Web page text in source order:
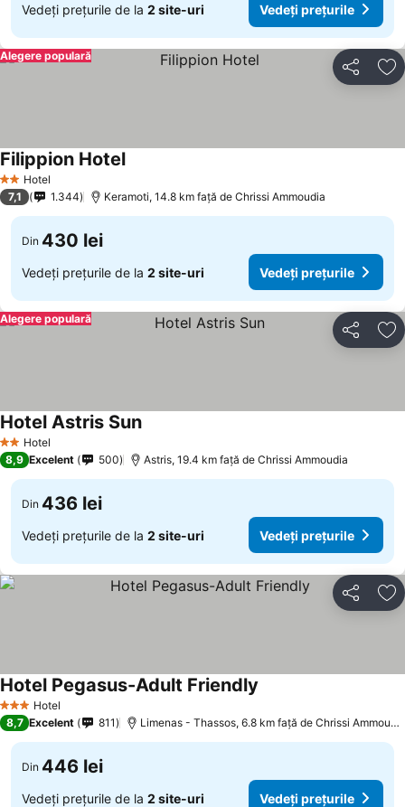
Vedeți prețurile de la 2 site-uri Vedeți prețurile
Distribuiți
Alegere populară
2 SteleHotel
Filippion Hotel
7,1 1.344 Keramoti, 14.8 km faţă de Chrissi Ammoudia
Din 430 lei
Vedeți prețurile de la 2 site-uri Vedeți prețurile
Distribuiți
Alegere populară
2 SteleHotel
Hotel Astris Sun
8,9 Excelent 500 Astris, 19.4 km faţă de Chrissi Ammoudia
Din 436 lei
Vedeți prețurile de la 2 site-uri Vedeți prețurile
Distribuiți
3 SteleHotel
Hotel Pegasus-Adult Friendly
8,7 Excelent 811 Limenas - Thassos, 6.8 km faţă de Chrissi Ammoudia
Din 446 lei
Vedeți prețurile de la 2 site-uri Vedeți prețurile